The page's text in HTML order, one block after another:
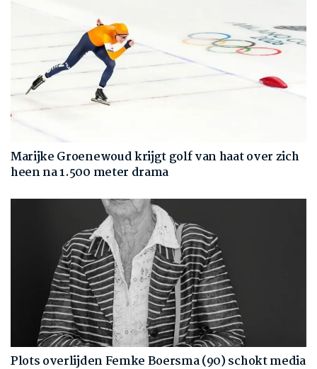
Marijke Groenewoud krijgt golf van haat over zich
heen na 1.500 meter drama
Plots overlijden Femke Boersma (90) schokt media